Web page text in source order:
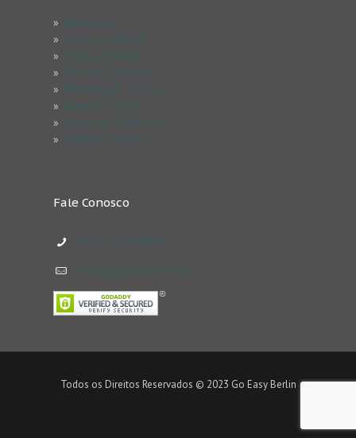
»
»
»
»
»
»
»
»
Fale Conosco
Todos os Direitos Reservados © 2023 Go Easy Berlin